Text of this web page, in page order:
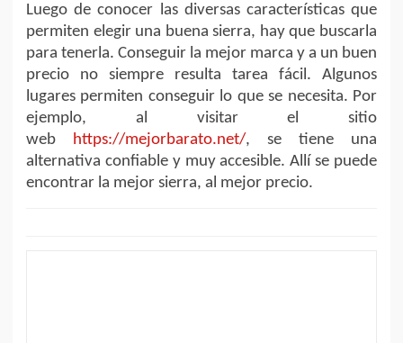
Luego de conocer las diversas características que
permiten elegir una buena sierra, hay que buscarla
para tenerla. Conseguir la mejor marca y a un buen
precio no siempre resulta tarea fácil. Algunos
lugares permiten conseguir lo que se necesita. Por
ejemplo, al visitarel sitio
web https://mejorbarato.net/, se tiene una
alternativa confiable y muy accesible. Allí se puede
encontrar la mejor sierra, al mejor precio.